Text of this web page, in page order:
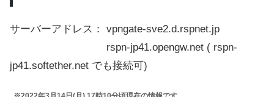
サーバーアドレス： vpngate-sve2.d.rspnet.jp
rspn-jp41.opengw.net ( rspn-
jp41.softether.net でも接続可)